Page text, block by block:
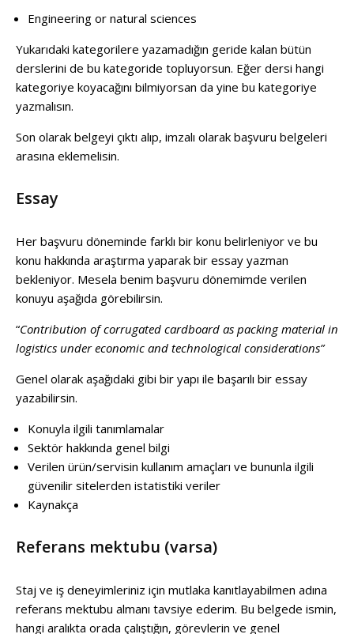
Engineering or natural sciences
Yukarıdaki kategorilere yazamadığın geride kalan bütün
derslerini de bu kategoride topluyorsun. Eğer dersi hangi
kategoriye koyacağını bilmiyorsan da yine bu kategoriye
yazmalısın.
Son olarak belgeyi çıktı alıp, imzalı olarak başvuru belgeleri
arasına eklemelisin.
Essay
Her başvuru döneminde farklı bir konu belirleniyor ve bu
konu hakkında araştırma yaparak bir essay yazman
bekleniyor. Mesela benim başvuru dönemimde verilen
konuyu aşağıda görebilirsin.
“Contribution of corrugated cardboard as packing material in
logistics under economic and technological considerations”
Genel olarak aşağıdaki gibi bir yapı ile başarılı bir essay
yazabilirsin.
Konuyla ilgili tanımlamalar
Sektör hakkında genel bilgi
Verilen ürün/servisin kullanım amaçları ve bununla ilgili
güvenilir sitelerden istatistiki veriler
Kaynakça
Referans mektubu (varsa)
Staj ve iş deneyimleriniz için mutlaka kanıtlayabilmen adına
referans mektubu almanı tavsiye ederim. Bu belgede ismin,
hangi aralıkta orada çalıştığın, görevlerin ve genel